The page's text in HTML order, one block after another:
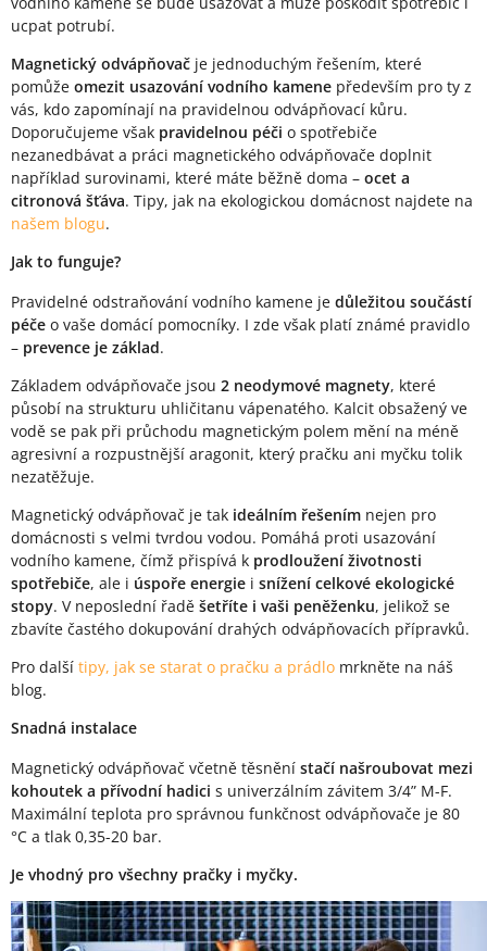
ucpat potrubí.
Magnetický odvápňovač je jednoduchým řešením, které
pomůže omezit usazování vodního kamene především pro ty z
vás, kdo zapomínají na pravidelnou odvápňovací kůru.
Doporučujeme však pravidelnou péči o spotřebiče
nezanedbávat a práci magnetického odvápňovače doplnit
například surovinami, které máte běžně doma – ocet a
citronová šťáva. Tipy, jak na ekologickou domácnost najdete na
našem blogu.
Jak to funguje?
Pravidelné odstraňování vodního kamene je důležitou součástí
péče o vaše domácí pomocníky. I zde však platí známé pravidlo
– prevence je základ.
Základem odvápňovače jsou 2 neodymové magnety, které
působí na strukturu uhličitanu vápenatého. Kalcit obsažený ve
vodě se pak při průchodu magnetickým polem mění na méně
agresivní a rozpustnější aragonit, který pračku ani myčku tolik
nezatěžuje.
Magnetický odvápňovač je tak ideálním řešením nejen pro
domácnosti s velmi tvrdou vodou. Pomáhá proti usazování
vodního kamene, čímž přispívá k prodloužení životnosti
spotřebiče, ale i úspoře energie i snížení celkové ekologické
stopy. V neposlední řadě šetříte i vaši peněženku, jelikož se
zbavíte častého dokupování drahých odvápňovacích přípravků.
Pro další tipy, jak se starat o pračku a prádlo mrkněte na náš
blog.
Snadná instalace
Magnetický odvápňovač včetně těsnění stačí našroubovat mezi
kohoutek a přívodní hadici s univerzálním závitem 3/4” M-F.
Maximální teplota pro správnou funkčnost odvápňovače je 80
°C a tlak 0,35-20 bar.
Je vhodný pro všechny pračky i myčky.